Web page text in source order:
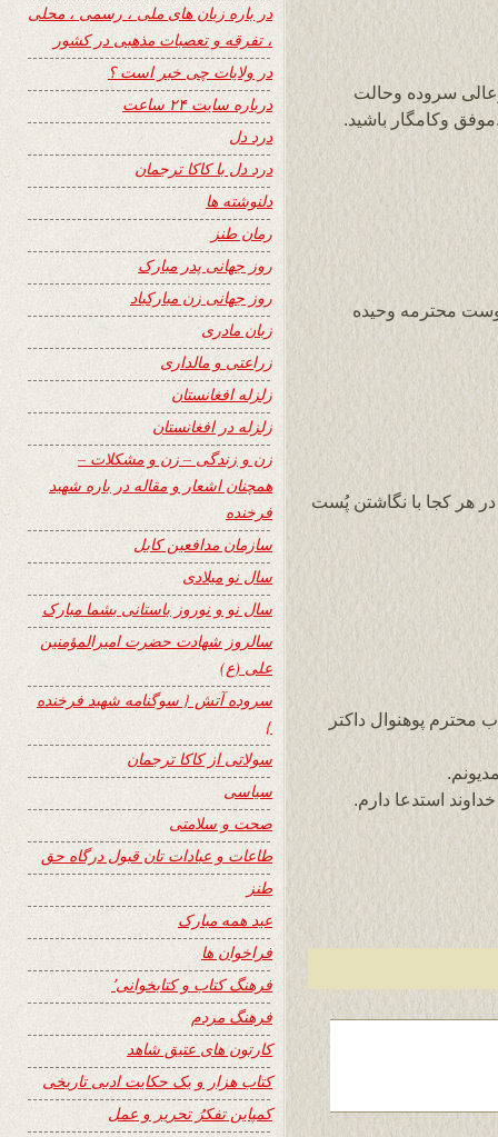
سروده وحالت
وکامگار باشید.
محترمه وحیده
هر کجا با نگاشتن پُست
محترم پوهنوال داکتر
استدعا دارم.
در باره زبان های ملی ، رسمی ، محلی
، تفرقه و تعصبات مذهبی در کشور
در ولایات چی خبر است ؟
درباره سایت ۲۴ ساعت
درد دل
درد دل با کاکا ترجمان
دلنوشته ها
رمان طنز
روز جهانی پدر مبارک
روز جهانی زن مبارکباد
زبان مادری
زراعتی و مالداری
زلزله افغانستان
زلزله در افغانستان
زن و زندگی – زن و مشکلات –
همچنان اشعار و مقاله در باره شهید
فرخنده
سازمان مدافعین کابل
سال نو میلادی
سال نو و نوروز باستانی بشما مبارک
سالروز شهادت حضرت امیرالمؤمنین
علی (ع)
سروده آتش { سوگنامه شهید فرخنده
}
سولاتی از کاکا ترجمان
سیاسی
صحت و سلامتی
طاعات و عبادات تان قبول درگاه حق
طنز
عید همه مبارک
فراخوان ها
فرهنگ کتاب و کتابخوانی٬
فرهنگ مردم
کارتون های عتیق شاهد
کتاب هزار و یک حکایت ادبی تاریخی
کمپاین تفکرُ تحریر و عمل